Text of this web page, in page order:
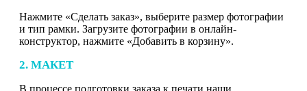
Нажмите «Сделать заказ», выберите размер фотографии
и тип рамки. Загрузите фотографии в онлайн-
конструктор, нажмите «Добавить в корзину».
2. МАКЕТ
В процессе подготовки заказа к печати наши